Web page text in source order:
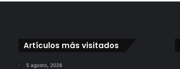
Artículos más visitados
5 agosto, 2026